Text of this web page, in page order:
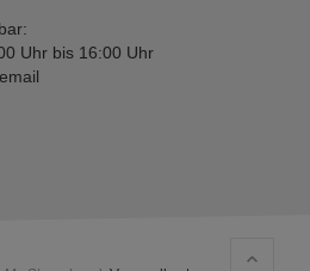
Uhr bis 16:00 Uhr